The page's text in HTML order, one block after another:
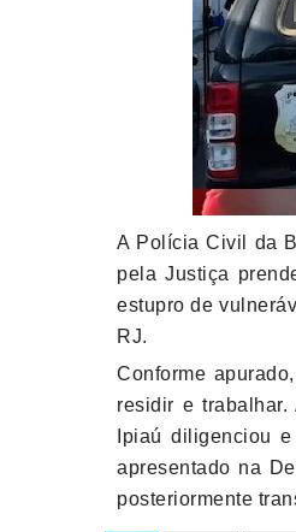
A Polícia Civil da
pela Justiça
estupro de
RJ.
Conforme
residir e
Ipiaú diligenciou
apresentado na
posteriormente